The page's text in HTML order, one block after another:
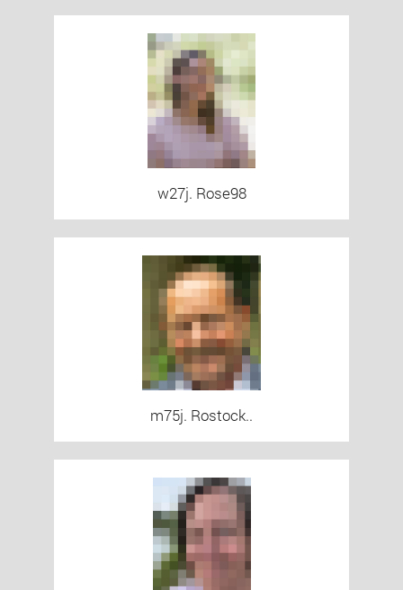
w27j. Rose98
m75j. Rostock..